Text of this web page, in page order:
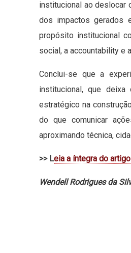
institucional ao deslocar
dos impactos gerados
propósito institucional
social, a accountability e
Conclui-se que a
institucional, que deixa
estratégico na
do que comunicar
aproximando técnica,
>> Leia a íntegra do
Wendell Rodrigues da